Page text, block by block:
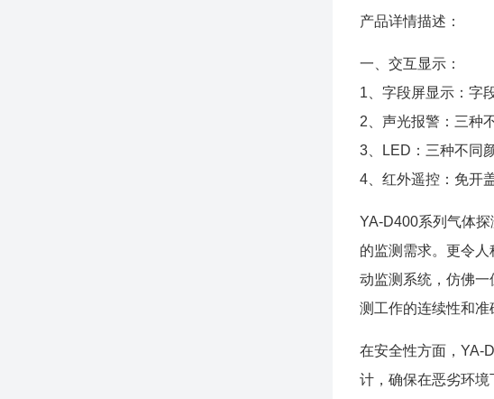
产品详情描述：
一、交互显示：
1、字段屏显示：字
2、声光报警：三种
3、LED：三种不同
4、红外遥控：免开
YA-D400系列气体
的监测需求。更令
动监测系统，仿佛
测工作的连续性和准
在安全性方面，YA-
计，确保在恶劣环